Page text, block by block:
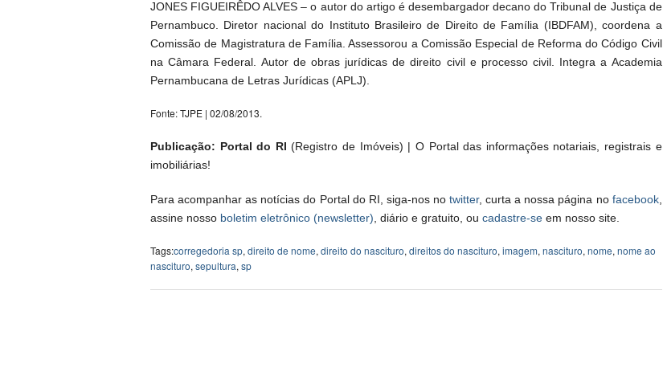
JONES FIGUEIRÊDO ALVES – o autor do artigo é desembargador decano do Tribunal de Justiça de
Pernambuco. Diretor nacional do Instituto Brasileiro de Direito de Família (IBDFAM), coordena a
Comissão de Magistratura de Família. Assessorou a Comissão Especial de Reforma do Código Civil
na Câmara Federal. Autor de obras jurídicas de direito civil e processo civil. Integra a Academia
Pernambucana de Letras Jurídicas (APLJ).
Fonte: TJPE | 02/08/2013.
Publicação: Portal do RI (Registro de Imóveis) | O Portal das informações notariais, registrais e
imobiliárias!
Para acompanhar as notícias do Portal do RI, siga-nos notwitter, curta a nossa página no facebook,
assine nosso boletim eletrônico (newsletter) , diário e gratuito, ou cadastre-se em nosso site.
Tags:corregedoria sp, direito de nome, direito do nascituro, direitos do nascituro, imagem, nascituro, nome, nome ao
nascituro, sepultura, sp